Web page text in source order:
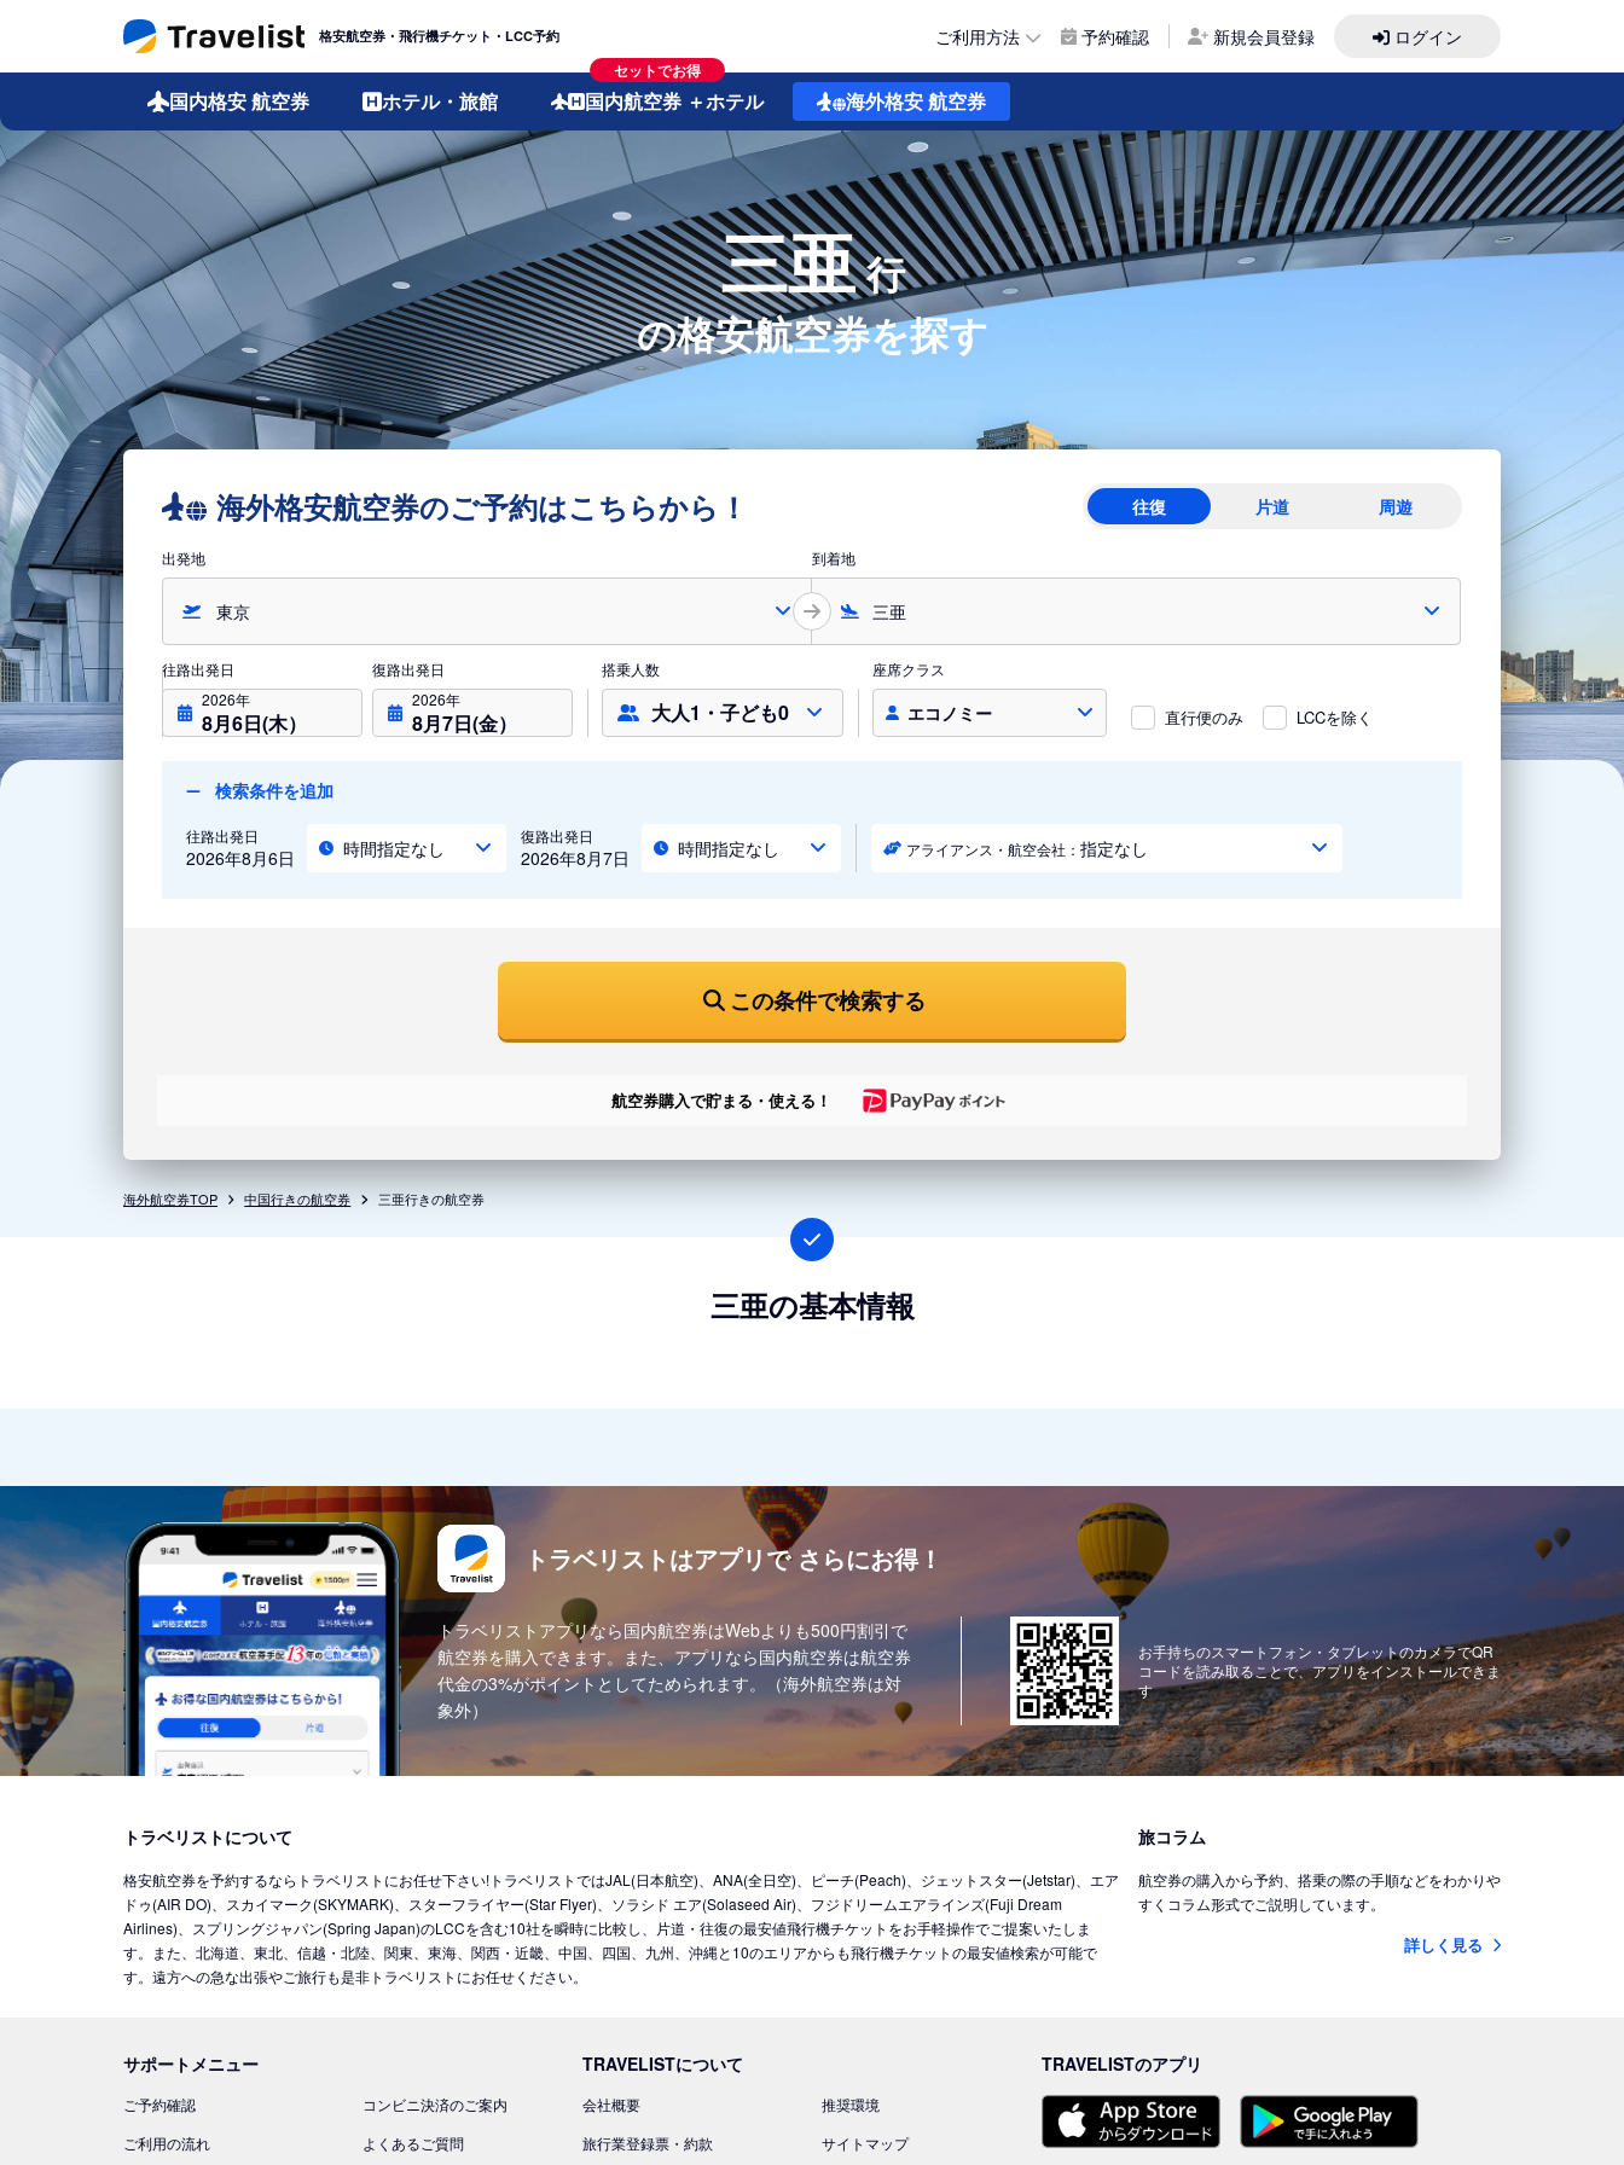
格安航空券・飛行機チケット・LCC予約 ご利用方法 予約確認 新規会員登録 ログイン
国内格安航空券 ホテル・旅館
セットでお得
国内航空券 ＋ホテル 海外格安航空券
三亜行
の格安航空券を探す
海外格安航空券のご予約はこちらから！ 往復 片道 周遊
出発地 到着地
往路出発日
2026年
8月6日(木）
復路出発日
2026年
8月7日(金）
搭乗人数
大人1・子ども0
座席クラス
エコノミー 直行便のみ LCCを除く
検索条件を追加
往路出発日
2026年8月6日 時間指定なし
復路出発日
2026年8月7日 時間指定なし アライアンス・航空会社： 指定なし
この条件で検索する
航空券購入で貯まる・使える！
海外航空券TOP 中国行きの航空券 三亜行きの航空券
三亜の基本情報
トラベリストはアプリで さらにお得！
トラベリストアプリなら国内航空券はWebよりも500円割引で
航空券を購入できます。また、アプリなら国内航空券は航空券
代金の3%がポイントとしてためられます。（海外航空券は対
象外）
お手持ちのスマートフォン・タブレットのカメラでQR
コードを読み取ることで、アプリをインストールできま
す
トラベリストについて
格安航空券を予約するならトラベリストにお任せ下さい!トラベリストではJAL(日本航空)、ANA(全日空)、ピーチ(Peach)、ジェットスター(Jetstar)、エア
ドゥ(AIR DO)、スカイマーク(SKYMARK)、スターフライヤー(Star Flyer)、ソラシド エア(Solaseed Air)、フジドリームエアラインズ(Fuji Dream
Airlines)、スプリングジャパン(Spring Japan)のLCCを含む10社を瞬時に比較し、片道・往復の最安値飛行機チケットをお手軽操作でご提案いたしま
す。また、北海道、東北、信越・北陸、関東、東海、関西・近畿、中国、四国、九州、沖縄と10のエリアからも飛行機チケットの最安値検索が可能で
す。遠方への急な出張やご旅行も是非トラベリストにお任せください。
旅コラム
航空券の購入から予約、搭乗の際の手順などをわかりや
すくコラム形式でご説明しています。
詳しく見る
サポートメニュー
ご予約確認
コンビニ決済のご案内
ご利用の流れ
よくあるご質問
TRAVELISTについて
会社概要
推奨環境
旅行業登録票・約款
サイトマップ
TRAVELISTのアプリ